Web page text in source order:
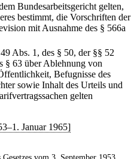
Bundesarbeitsgericht gelten,
bestimmt, die Vorschriften der
mit Ausnahme des § 566a
Abs. 1, des § 50, der §§ 52
§ 63 über Ablehnung von
Befugnisse des
sowie Inhalt des Urteils und
gelten
Januar 1965]